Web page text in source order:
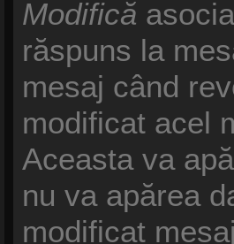
Modifică
răspuns la
mesaj când
modificat acel
Aceasta va
nu va apărea
modificat